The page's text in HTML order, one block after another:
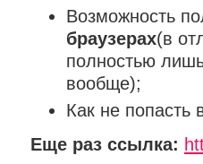
Возможность
браузерах(в
полностью
вообще);
Как не попасть
Еще раз ссылка: